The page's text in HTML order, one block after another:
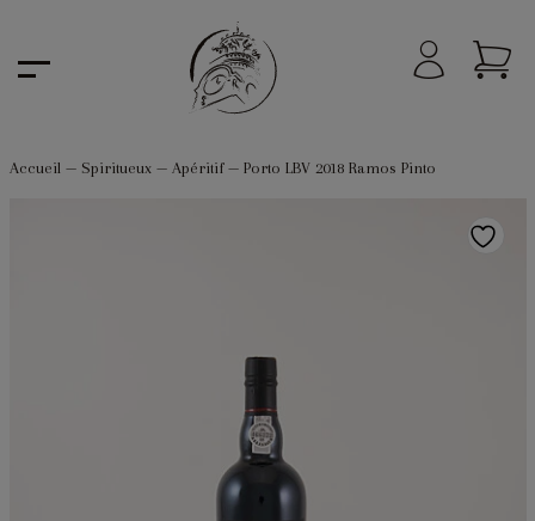
Accueil— Spiritueux— Apéritif— Porto LBV 2018 Ramos Pinto